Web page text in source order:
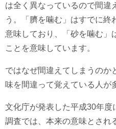
は全く異なっているので間違
う。「臍を噛む」はすでに終
意味しており、「砂を噛む」
ことを意味しています。
ではなぜ間違えてしまうのか
味を間違って覚えている人が
文化庁が発表した平成30年度
調査では、本来の意味とされ